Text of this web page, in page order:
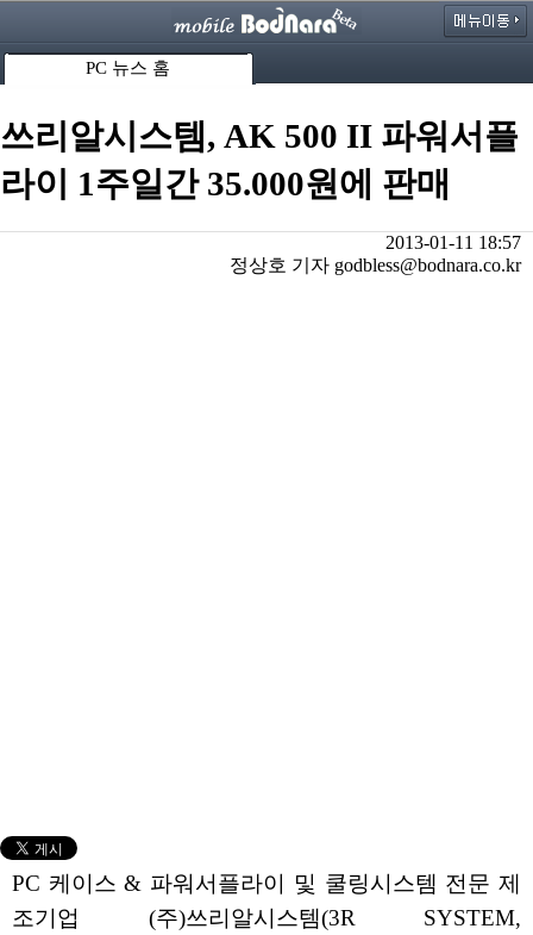
PC 뉴스 홈
쓰리알시스템, AK 500 II 파워서플
라이 1주일간 35.000원에 판매
2013-01-11 18:57
정상호 기자 godbless@bodnara.co.kr
PC 케이스 & 파워서플라이 및 쿨링시스템 전문 제
조기업 (주)쓰리알시스템(3R SYSTEM,